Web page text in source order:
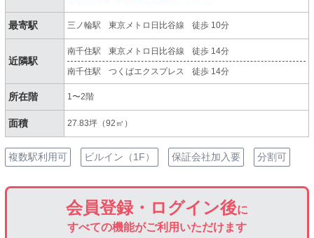
最寄駅 三ノ輪駅 東京メトロ日比谷線 徒歩 10分
近隣駅
南千住駅 東京メトロ日比谷線 徒歩 14分
南千住駅 つくばエクスプレス 徒歩 14分
所在階 1〜2階
面積 27.83坪（92㎡）
複数駅利用可 ビルイン（1F） 保証会社加入要 分割可
会員登録・ログイン後に
すべての機能がご利用いただけます